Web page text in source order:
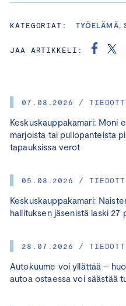
07.08.2026 /
Keskuskauppakamari: Moni
marjoista tai pullopanteista
tapauksissa verot
05.08.2026 /
Keskuskauppakamari:
hallituksen jäsenistä laski 27
28.07.2026 /
Autokuume voi yllättää –
autoa ostaessa voi säästää
KATEGORIAT: TYÖELÄMÄ,
JAA ARTIKKELI: